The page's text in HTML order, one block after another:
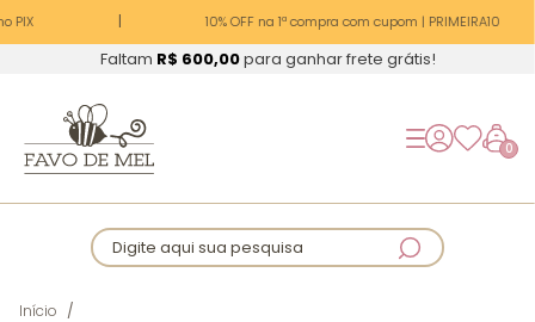
PIX 10% OFF na 1ª compra com cupom | PRIMEIRA10
Faltam R$ 600,00para ganhar frete grátis!
0
Digite aqui sua pesquisa
Início